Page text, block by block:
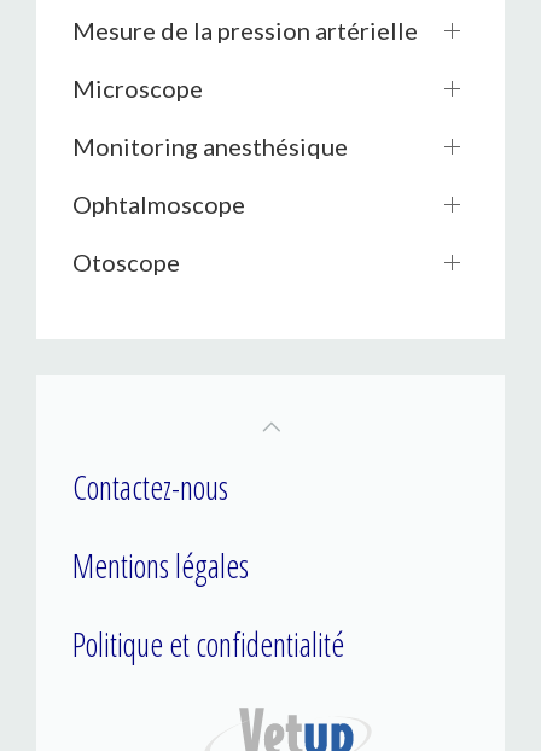
Mesure de la pression artérielle
Microscope
Monitoring anesthésique
Ophtalmoscope
Otoscope
Contactez-nous
Mentions légales
Politique et confidentialité